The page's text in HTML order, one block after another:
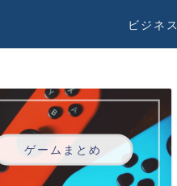
ビジネス
ゲームまとめ